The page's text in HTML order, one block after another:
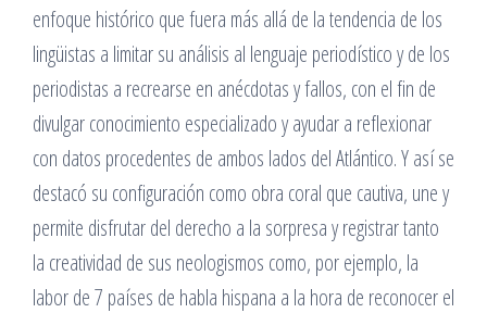
enfoque histórico que fuera más allá de la tendencia de los
lingüistas a limitar su análisis al lenguaje periodístico y de los
periodistas a recrearse en anécdotas y fallos, con el fin de
divulgar conocimiento especializado y ayudar a reflexionar
con datos procedentes de ambos lados del Atlántico. Y así se
destacó su configuración como obra coral que cautiva, une y
permite disfrutar del derecho a la sorpresa y registrar tanto
la creatividad de sus neologismos como, por ejemplo, la
labor de 7 países de habla hispana a la hora de reconocer el